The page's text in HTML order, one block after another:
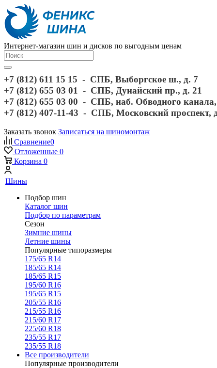
Интернет-магазин шин и дисков по выгодным ценам
+7 (812) 611 15 15 - СПБ, Выборгское ш., д. 7
+7 (812) 655 03 01 - СПБ, Дунайский пр., д. 21
+7 (812) 655 03 00 - СПБ, наб. Обводного
+7 (812) 407-11-43 - СПБ, Московский проспект,
Заказать звонок Записаться на шиномонтаж
Сравнение0
Отложенные 0
Корзина 0
Шины
Подбор шин
Каталог шин
Подбор по параметрам
Сезон
Зимние шины
Летние шины
Популярные типоразмеры
175/65 R14
185/65 R14
185/65 R15
195/60 R16
195/65 R15
205/55 R16
215/55 R16
215/60 R17
225/60 R18
235/55 R17
235/55 R18
Все производители
Популярные производители